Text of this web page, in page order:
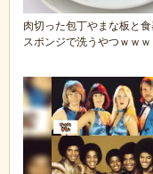
肉切った包丁やまな板と食
スポンジで洗うやつｗｗｗ